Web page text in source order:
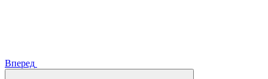
Вперед